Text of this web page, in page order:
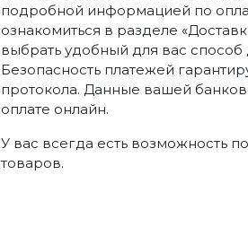
подробной информацией по
ознакомиться в разделе
выбрать удобный для вас
Безопасность платежей
протокола. Данные вашей
оплате онлайн.
У вас всегда есть возможность
товаров.